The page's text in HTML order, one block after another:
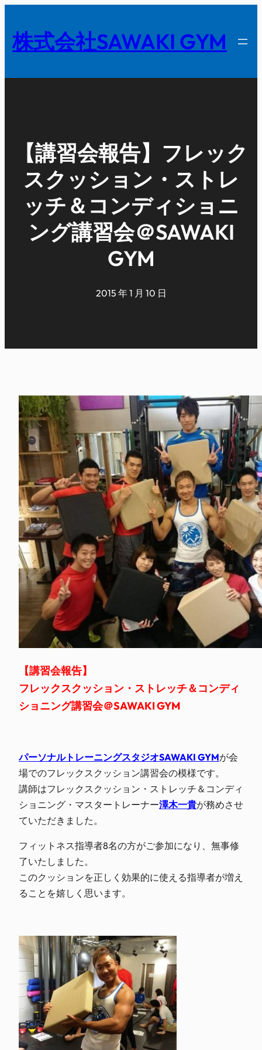
を
キ
株式会社SAWAKI GYM
【講習会報告】フレック
スクッション・ストレ
ッチ＆コンディショニ
ング講習会＠SAWAKI
GYM
2015 年 1 月 10 日
【講習会報告】
フレックスクッション・ストレッチ＆コンディ
ショニング講習会＠SAWAKI GYM
パーソナルトレーニングスタジオSAWAKI GYMが会
場でのフレックスクッション講習会の模様です。
講師はフレックスクッション・ストレッチ＆コンディ
ショニング・マスタートレーナー澤木一貴が務めさせ
ていただきました。
フィットネス指導者8名の方がご参加になり、無事修
了いたしました。
このクッションを正しく効果的に使える指導者が増え
ることを嬉しく思います。